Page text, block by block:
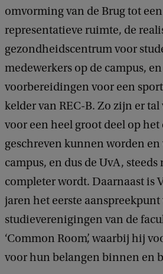
omvorming van de Brug tot
representatieve ruimte, de
gezondheidscentrum voor
medewerkers op de campus,
voorbereidingen voor een
kelder van REC-B. Zo zijn er
voor een heel groot deel op
geschreven kunnen worden en
campus, en dus de UvA,
completer wordt. Daarnaast is
jaren het eerste aanspreekpunt
studieverenigingen van de
‘Common Room’, waarbij hij
voor hun belangen binnen en